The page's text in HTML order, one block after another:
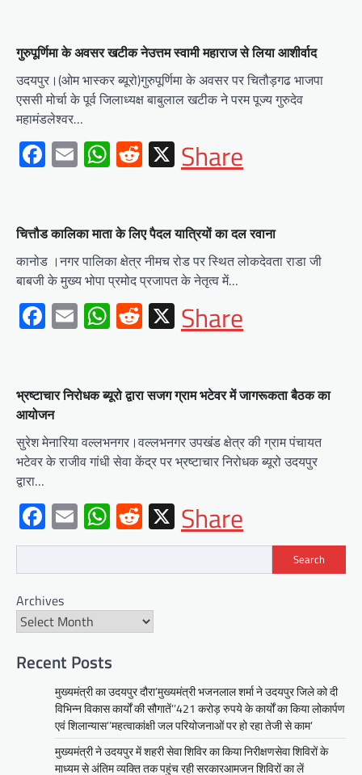
गुरुपूर्णिमा के अवसर खटीक नेउत्तम स्वामी महाराज से लिया आशीर्वाद
उदयपुर।(ओम भास्कर ब्यूरो)गुरुपूर्णिमा के अवसर पर चितौड़गढ भाजपा
एससी मोर्चा के पूर्व जिलाध्यक्ष बाबुलाल खटीक ने परम पूज्य गुरुदेव
महामंडलेश्वर…
Facebook
EmailWhatsApp
Reddit
X
Share
चित्तौड कालिका माता के लिए पैदल यात्रियों का दल रवाना
कानोड ।नगर पालिका क्षेत्र नीमच रोड पर स्थित लोकदेवता राडा जी
बाबजी के मुख्य भोपा प्रमोद प्रजापत के नेतृत्व में…
Facebook
EmailWhatsApp
Reddit
X
Share
भ्रष्टाचार निरोधक ब्यूरो द्वारा सजग ग्राम भटेवर में जागरूकता बैठक का
आयोजन
सुरेश मेनारिया वल्लभनगर।वल्लभनगर उपखंड क्षेत्र की ग्राम पंचायत
भटेवर के राजीव गांधी सेवा केंद्र पर भ्रष्टाचार निरोधक ब्यूरो उदयपुर
द्वारा…
Facebook
EmailWhatsApp
Reddit
X
Share
Search
Archives
Recent Posts
मुख्यमंत्री का उदयपुर दौरा’मुख्यमंत्री भजनलाल शर्मा ने उदयपुर जिले को दी
विभिन्न विकास कार्यों की सौगातें’’421 करोड़ रुपये के कार्यों का किया लोकार्पण
एवं शिलान्यास’’महत्वाकांक्षी जल परियोजनाओं पर हो रहा तेजी से काम’
मुख्यमंत्री ने उदयपुर में शहरी सेवा शिविर का किया निरीक्षणसेवा शिविरों के
माध्यम से अंतिम व्यक्ति तक पहुंच रही सरकारआमजन शिविरों का लें
का किया निरीक्षणसेवा शिविरों के माध्यम से
अंतिम व्यक्ति तक पहुंच रही
समाधान, अधिकारी नहीं
Mewari Khabar June 17, 2026
उदयपुर जयपुर 17 जून। मुख्यमंत्री भजनलाल शर्मा ने
बुधवार को उदयपुर प्रवास के दौरान उदयपुर विकास